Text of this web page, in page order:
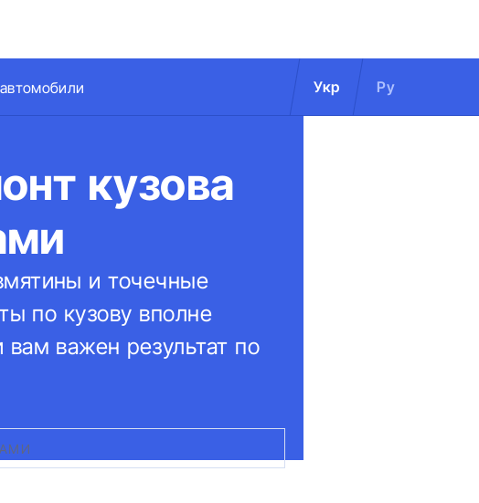
Укр Ру
кузова
и точечные
по кузову вполне
важен результат по